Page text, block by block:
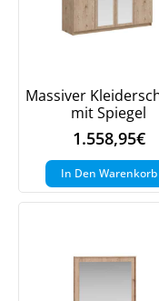
Massiver
mit Spiegel
1.558,95€
In Den Warenkorb